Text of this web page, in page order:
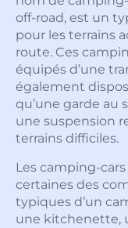
off-road, est un
pour les terrains
route. Ces
équipés d’une
également
qu’une garde au
une suspension
terrains difficiles.
Les camping-
certaines des
typiques d’un
une kitchenette,